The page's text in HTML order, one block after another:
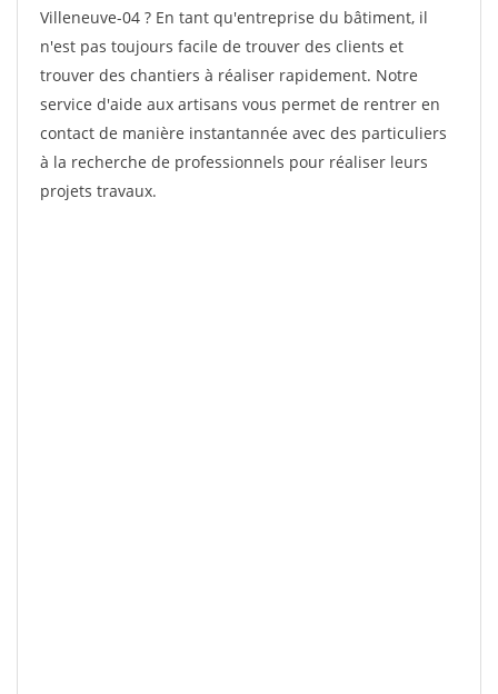
Villeneuve-04 ? En tant qu'entreprise du bâtiment, il
n'est pas toujours facile de trouver des clients et
trouver des chantiers à réaliser rapidement. Notre
service d'aide aux artisans vous permet de rentrer en
contact de manière instantannée avec des particuliers
à la recherche de professionnels pour réaliser leurs
projets travaux.